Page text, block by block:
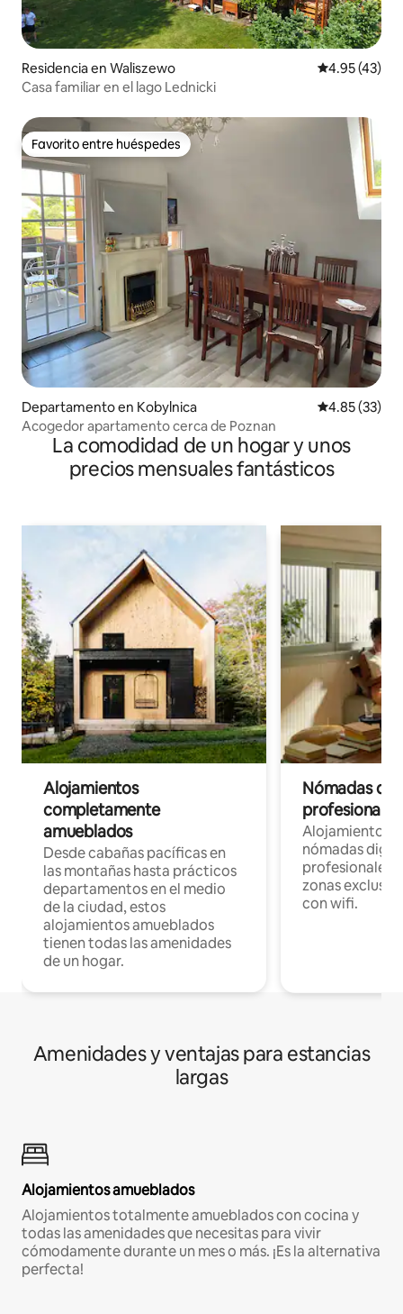
Residencia en Waliszewo Calificación
4.95 (43)
Casa familiar en el lago Lednicki
Favorito entre huéspedes
Favorito entre huéspedes
Departamento en Kobylnica Calificación
4.85 (33)
Acogedor apartamento cerca de Poznan
La comodidad de un hogar y unos
precios mensuales fantásticos
Alojamientos
completamente
amueblados
Desde cabañas pacíficas en
las montañas hasta prácticos
departamentos en el medio
de la ciudad, estos
alojamientos amueblados
tienen todas las amenidades
de un hogar.
Nómadas
Alojamientos
nómadas
profesionales
zonas
con wifi.
Amenidades y ventajas para estancias
largas
Alojamientos amueblados
Alojamientos totalmente amueblados con cocina y
todas las amenidades que necesitas para vivir
cómodamente durante un mes o más. ¡Es la alternativa
perfecta!